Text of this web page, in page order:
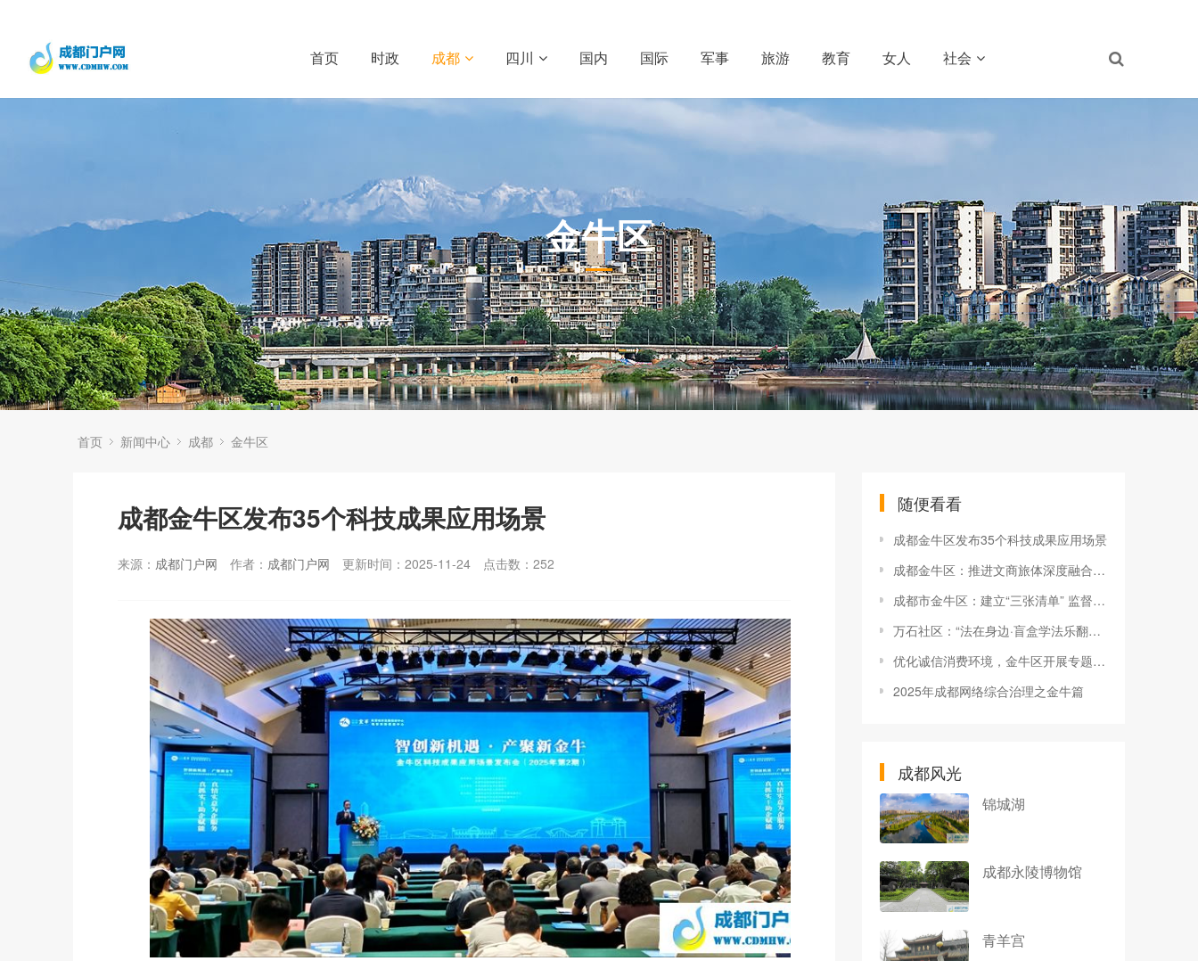
首页 时政 成都 四川 国内 国际 军事 旅游 教育 女人 社会
金牛区
首页 新闻中心 成都 金牛区
成都金牛区发布35个科技成果应用场景
来源： 成都门户网 作者： 成都门户网 更新时间：2025-11-24 点击数： 252
随便看看
成都金牛区发布35个科技成果应用场景
成都金牛区：推进文商旅体深度融合 打造都市文旅活力区
成都市金牛区：建立“三张清单” 监督护航“立园满园”
万石社区：“法在身边·盲盒学法乐翻天”趣味普法活动
优化诚信消费环境，金牛区开展专题座谈
2025年成都网络综合治理之金牛篇
成都风光
锦城湖
成都永陵博物馆
青羊宫